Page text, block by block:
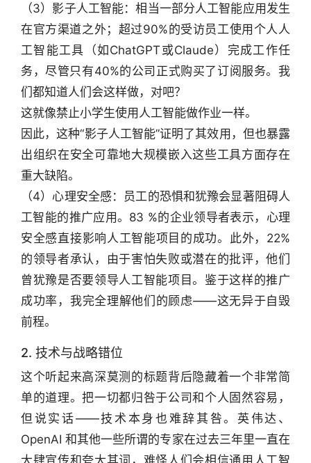
（3）影子人工智能：相当一部分人工智能应用发生
在官方渠道之外；超过90%的受访员工使用个人人
工智能工具（如ChatGPT或Claude）完成工作任
务，尽管只有40%的公司正式购买了订阅服务。我
们都知道人们会这样做，对吧？
这就像禁止小学生使用人工智能做作业一样。
因此，这种“影子人工智能”证明了其效用，但也暴露
出组织在安全可靠地大规模嵌入这些工具方面存在
重大缺陷。
（4）心理安全感：员工的恐惧和犹豫会显著阻碍人
工智能的推广应用。83 %的企业领导者表示，心理
安全感直接影响人工智能项目的成功。此外，22%
的领导者承认，由于害怕失败或潜在的批评，他们
曾犹豫是否要领导人工智能项目。鉴于这样的推广
成功率，我完全理解他们的顾虑——这无异于自毁
前程。
2. 技术与战略错位
这个听起来高深莫测的标题背后隐藏着一个非常简
单的道理。把一切都归咎于公司和个人固然容易，
但说实话——技术本身也难辞其咎。英伟达、
OpenAI 和其他一些所谓的专家在过去三年里一直在
大肆宣传和夸大其词，难怪人们会相信通用人工智